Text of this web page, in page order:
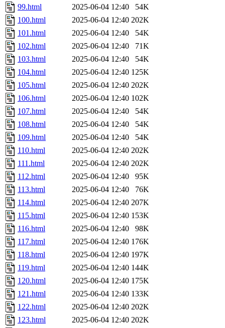
99.html
2025-06-04 12:40
54K
100.html
2025-06-04 12:40 202K
101.html
2025-06-04 12:40
54K
102.html
2025-06-04 12:40
71K
103.html
2025-06-04 12:40
54K
104.html
2025-06-04 12:40 125K
105.html
2025-06-04 12:40 202K
106.html
2025-06-04 12:40 102K
107.html
2025-06-04 12:40
54K
108.html
2025-06-04 12:40
54K
109.html
2025-06-04 12:40
54K
110.html
2025-06-04 12:40 202K
111.html
2025-06-04 12:40 202K
112.html
2025-06-04 12:40
95K
113.html
2025-06-04 12:40
76K
114.html
2025-06-04 12:40 207K
115.html
2025-06-04 12:40 153K
116.html
2025-06-04 12:40
98K
117.html
2025-06-04 12:40 176K
118.html
2025-06-04 12:40 197K
119.html
2025-06-04 12:40 144K
120.html
2025-06-04 12:40 175K
121.html
2025-06-04 12:40 133K
122.html
2025-06-04 12:40 202K
123.html
2025-06-04 12:40 202K